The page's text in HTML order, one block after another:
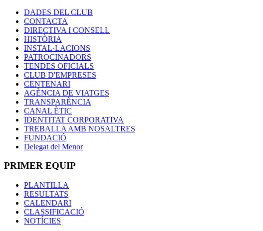
DADES DEL CLUB
CONTACTA
DIRECTIVA I CONSELL
HISTÒRIA
INSTAL·LACIONS
PATROCINADORS
TENDES OFICIALS
CLUB D'EMPRESES
CENTENARI
AGÈNCIA DE VIATGES
TRANSPARÈNCIA
CANAL ÈTIC
IDENTITAT CORPORATIVA
TREBALLA AMB NOSALTRES
FUNDACIÓ
Delegat del Menor
PRIMER EQUIP
PLANTILLA
RESULTATS
CALENDARI
CLASSIFICACIÓ
NOTÍCIES